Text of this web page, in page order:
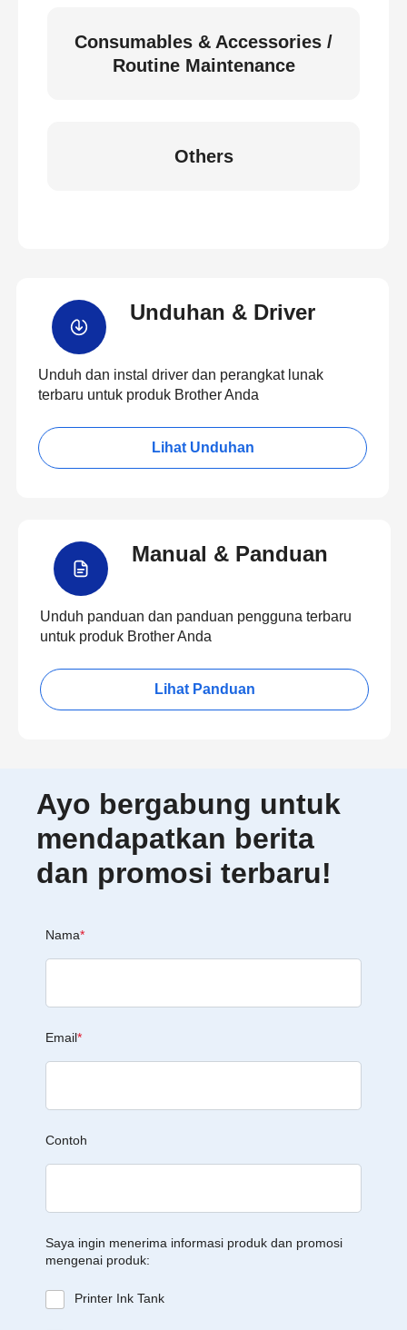
Consumables & Accessories /
Routine Maintenance
Others
Unduhan & Driver
Unduh dan instal driver dan perangkat lunak
terbaru untuk produk Brother Anda
Lihat Unduhan
Manual & Panduan
Unduh panduan dan panduan pengguna terbaru
untuk produk Brother Anda
Lihat Panduan
Ayo bergabung untuk
mendapatkan berita
dan promosi terbaru!
Nama*
Email*
Contoh
Saya ingin menerima informasi produk dan promosi
mengenai produk:
Printer Ink Tank